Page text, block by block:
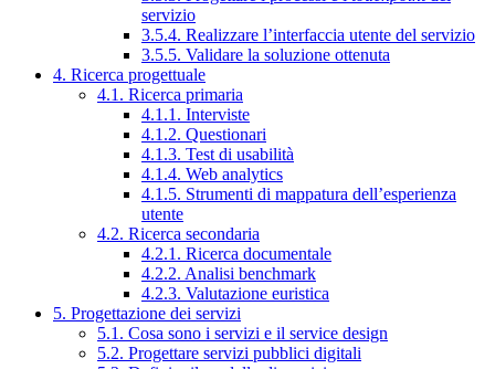
servizio
3.5.4. Realizzare l’interfaccia utente del servizio
3.5.5. Validare la soluzione ottenuta
4. Ricerca progettuale
4.1. Ricerca primaria
4.1.1. Interviste
4.1.2. Questionari
4.1.3. Test di usabilità
4.1.4. Web analytics
4.1.5. Strumenti di mappatura dell’esperienza
utente
4.2. Ricerca secondaria
4.2.1. Ricerca documentale
4.2.2. Analisi benchmark
4.2.3. Valutazione euristica
5. Progettazione dei servizi
5.1. Cosa sono i servizi e il service design
5.2. Progettare servizi pubblici digitali